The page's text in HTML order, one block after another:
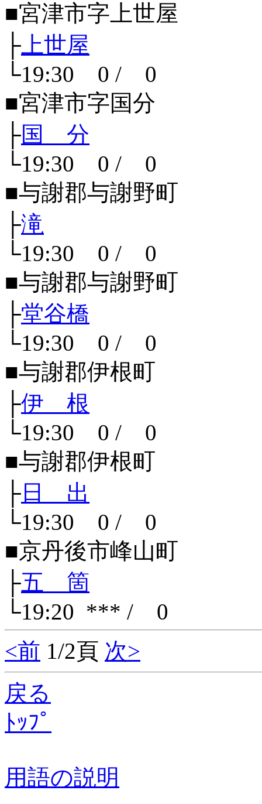
■宮津市字上世屋
├ 上世屋
└19:30 0 / 0
■宮津市字国分
├国 分
└19:30 0 / 0
■与謝郡与謝野町
├滝
└19:30 0 / 0
■与謝郡与謝野町
├堂谷橋
└19:30 0 / 0
■与謝郡伊根町
├伊 根
└19:30 0 / 0
■与謝郡伊根町
├ 日 出
└19:30 0 / 0
■京丹後市峰山町
├五 箇
└19:20 *** / 0
<前 1/2頁 次>
戻る
ﾄｯﾌﾟ
用語の説明